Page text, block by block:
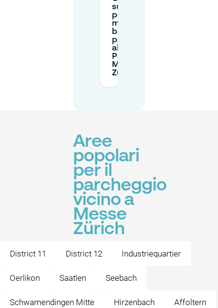
succede se
perdo il
mio
biglietto di
parcheggio
al
Parkhaus
Messe
Zürich?
Aree
popolari
per il
parcheggio
vicino a
Messe
Zürich
District 11 District 12 Industriequartier
Oerlikon Saatlen Seebach
Schwamendingen Mitte Hirzenbach Affoltern